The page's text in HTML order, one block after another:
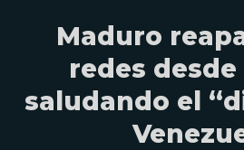
Maduro
redes
saludando el